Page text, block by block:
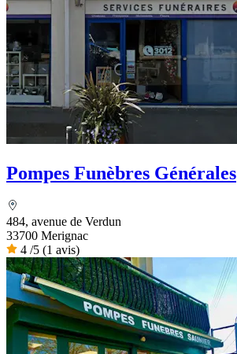
Pompes Funèbres Générales
484, avenue de Verdun
33700 Merignac
4 /5 (1 avis)